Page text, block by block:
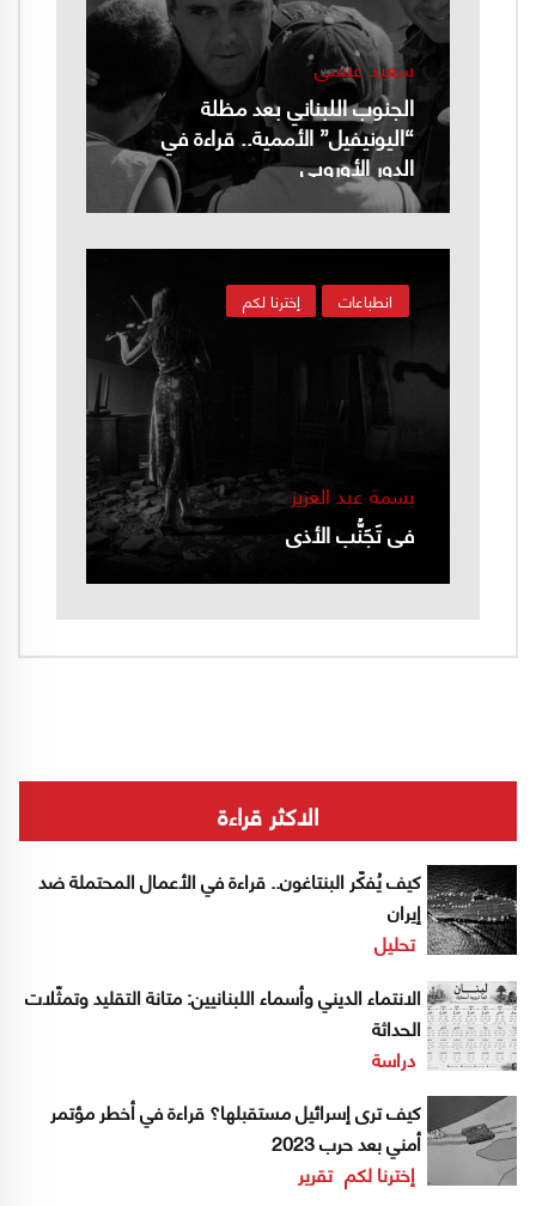
سعيد عيسى
الجنوب اللبناني بعد مظلة
“اليونيفيل” الأممية.. قراءة في
الدور الأوروبي
إخترنا لكم انطباعات
بسمة عبد العزيز
في تَجَنُّب الأذى
الاكثر قراءة
كيف يُفكّر البنتاغون.. قراءة في الأعمال المحتملة ضد
إيران
تحليل
الانتماء الديني وأسماء اللبنانيين: متانة التقليد وتمثّلات
الحداثة
دراسة
كيف ترى إسرائيل مستقبلها؟ قراءة في أخطر مؤتمر
أمني بعد حرب 2023
إخترنا لكم تقرير